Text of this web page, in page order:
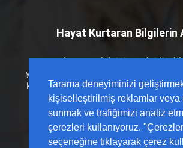
Hayat Kurtaran Bilgilerin
Hayat kurtaran bilginin en kritik
yanınızdayız. Acil Çalışanları
karşılığı olan, güncel kılavuzlarla
erişilebilir içerikleri sizlerle
Tarama deneyiminizi
kişiselleştirilmiş reklamlar veya
sunmak ve trafiğimizi analiz
çerezleri kullanıyoruz.
seçeneğine tıklayarak çerez